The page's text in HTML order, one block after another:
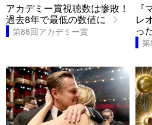
アカデミー賞視聴数は惨敗！
過去8年で最低の数値に
第88回アカデミー賞
『
レ
っ